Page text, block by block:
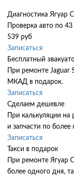
Диагностика Ягуар
Проверка авто по
539 руб
Записаться
Бесплатный
При ремонте Jaguar
МКАД в подарок.
Записаться
Сделаем дешевле
При калькуляции
и запчасти по более
Записаться
Такси в подарок
При ремонте Ягуар
более одного дня,